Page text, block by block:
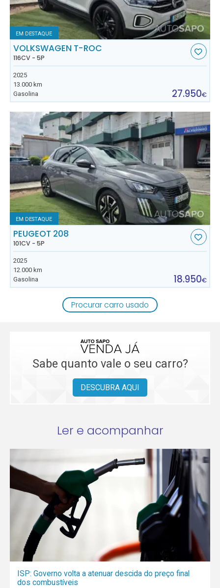
EM DESTAQUE
VOLKSWAGEN T-ROC
116CV - 5P
2025
13.000 km
Gasolina
27.950€
EM DESTAQUE
PEUGEOT 208
101CV - 5P
2025
12.000 km
Gasolina
18.950€
Procurar carro usado
Sabe quanto vale o seu carro?
DESCUBRA AQUI
Ler e acompanhar
ISP: Governo volta a atenuar descida do preço final
dos combustíveis